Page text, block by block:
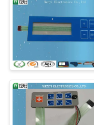
PRIVACY
POLICY